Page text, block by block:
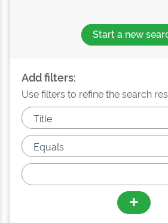
Start a new
Add filters:
Use filters to refine the search